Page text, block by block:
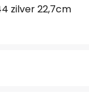
zilver 22,7cm